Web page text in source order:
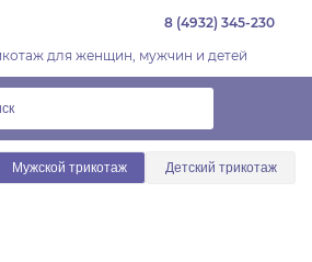
8 (4932) 345-230
для женщин, мужчин и детей
Мужской трикотаж Детский трикотаж